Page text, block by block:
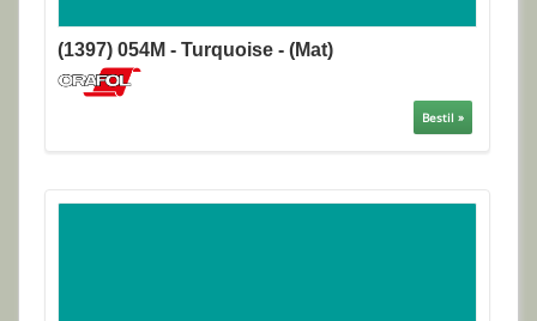
(1397) 054M - Turquoise - (Mat)
Bestil »